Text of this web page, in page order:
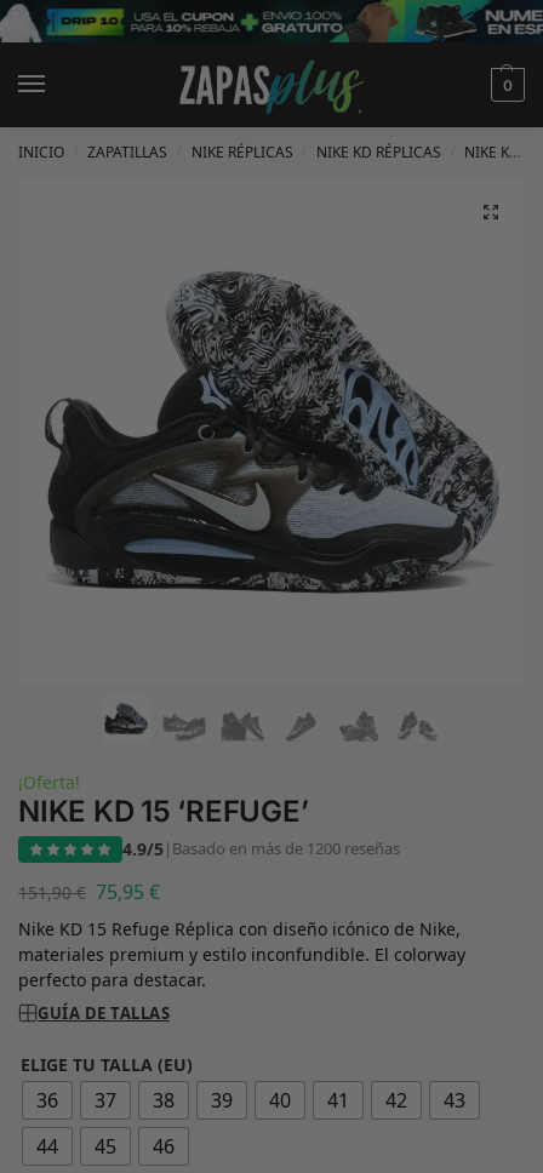
0
INICIO ZAPATILLAS NIKE RÉPLICAS NIKE KD RÉPLICAS NIKE KD 15 RÉPLICAS
¡Oferta!
NIKE KD 15 ‘REFUGE’
4.9/5| Basado en más de 1200 reseñas
151,90€ 75,95 €
Nike KD 15 Refuge Réplica con diseño icónico de Nike,
materiales premium y estilo inconfundible. El colorway
perfecto para destacar.
GUÍA DE TALLAS
ELIGE TU TALLA (EU)
36 37 38 39 40 41 42
43
44
45 46